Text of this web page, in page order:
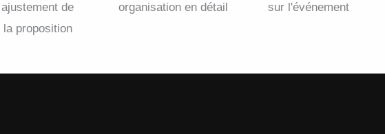
ajustement de
la proposition
organisation en détail
sur l'événement